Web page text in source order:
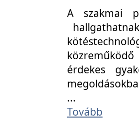
A szakmai
érdekes
...
Tovább